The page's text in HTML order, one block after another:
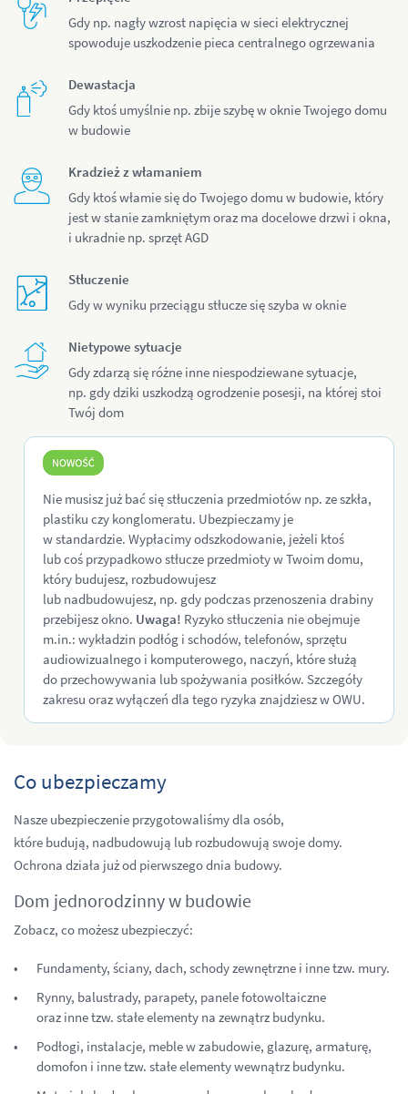
Gdy np. nagły wzrost napięcia w sieci elektrycznej
spowoduje uszkodzenie pieca centralnego ogrzewania
Dewastacja
Gdy ktoś umyślnie np. zbije szybę w oknie Twojego domu
w budowie
Kradzież z włamaniem
Gdy ktoś włamie się do Twojego domu w budowie, który
jest w stanie zamkniętym oraz ma docelowe drzwi i okna,
i ukradnie np. sprzęt AGD
Stłuczenie
Gdy w wyniku przeciągu stłucze się szyba w oknie
Nietypowe sytuacje
Gdy zdarzą się różne inne niespodziewane sytuacje,
np. gdy dziki uszkodzą ogrodzenie posesji, na której stoi
Twój dom
Nie musisz już bać się stłuczenia przedmiotów np. ze szkła,
plastiku czy konglomeratu. Ubezpieczamy je
w standardzie. Wypłacimy odszkodowanie, jeżeli ktoś
lub coś przypadkowo stłucze przedmioty w Twoim domu,
który budujesz, rozbudowujesz
lub nadbudowujesz, np. gdy podczas przenoszenia drabiny
przebijesz okno. Uwaga! Ryzyko stłuczenia nie obejmuje
m.in.: wykładzin podłóg i schodów, telefonów, sprzętu
audiowizualnego i komputerowego, naczyń, które służą
do przechowywania lub spożywania posiłków. Szczegóły
zakresu oraz wyłączeń dla tego ryzyka znajdziesz w OWU.
Co ubezpieczamy
Nasze ubezpieczenie przygotowaliśmy dla osób,
które budują, nadbudowują lub rozbudowują swoje domy.
Ochrona działa już od pierwszego dnia budowy.
Dom jednorodzinny w budowie
Zobacz, co możesz ubezpieczyć:
Fundamenty, ściany, dach, schody zewnętrzne i inne tzw. mury.
Rynny, balustrady, parapety, panele fotowoltaiczne
oraz inne tzw. stałe elementy na zewnątrz budynku.
Podłogi, instalacje, meble w zabudowie, glazurę, armaturę,
domofon i inne tzw. stałe elementy wewnątrz budynku.